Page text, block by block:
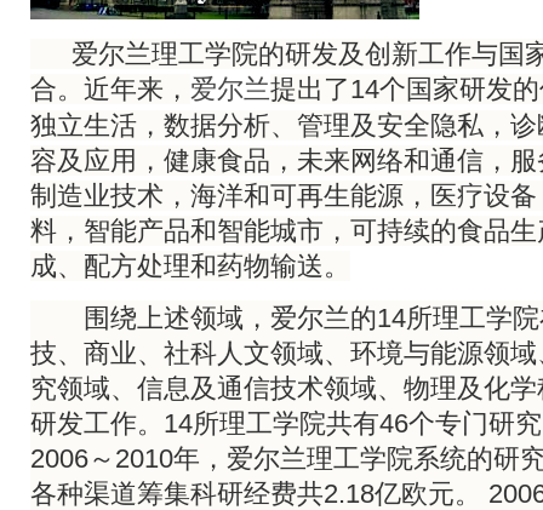
爱尔兰理工学院的研发及创新工作与国
合。近年来， 爱尔兰提出了14个国家研发
独立生活，数据分析、管理及安全隐私，
容及应用，健康食品，未来网络和通信，
制造业技术，海洋和可再生能源，医疗设
料，智能产品和智能城市，可持续的食品
成、配方处理和药物输送。
围绕上述领域，爱尔兰的14所理工学院
技、商业、社科人文领域、环境与能源领
究领域、信息及通信技术领域、物理及化
研发工作。14所理工学院共有46个专门研
2006～2010年，爱尔兰理工学院系统的研
各种渠道筹集科研经费共2.18亿欧元。